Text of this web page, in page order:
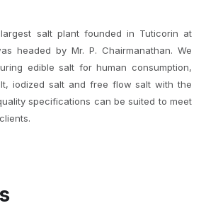
salt plant founded in Tuticorin at
headed by Mr. P. Chairmanathan. We
edible salt for human consumption,
iodized salt and free flow salt with the
specifications can be suited to meet